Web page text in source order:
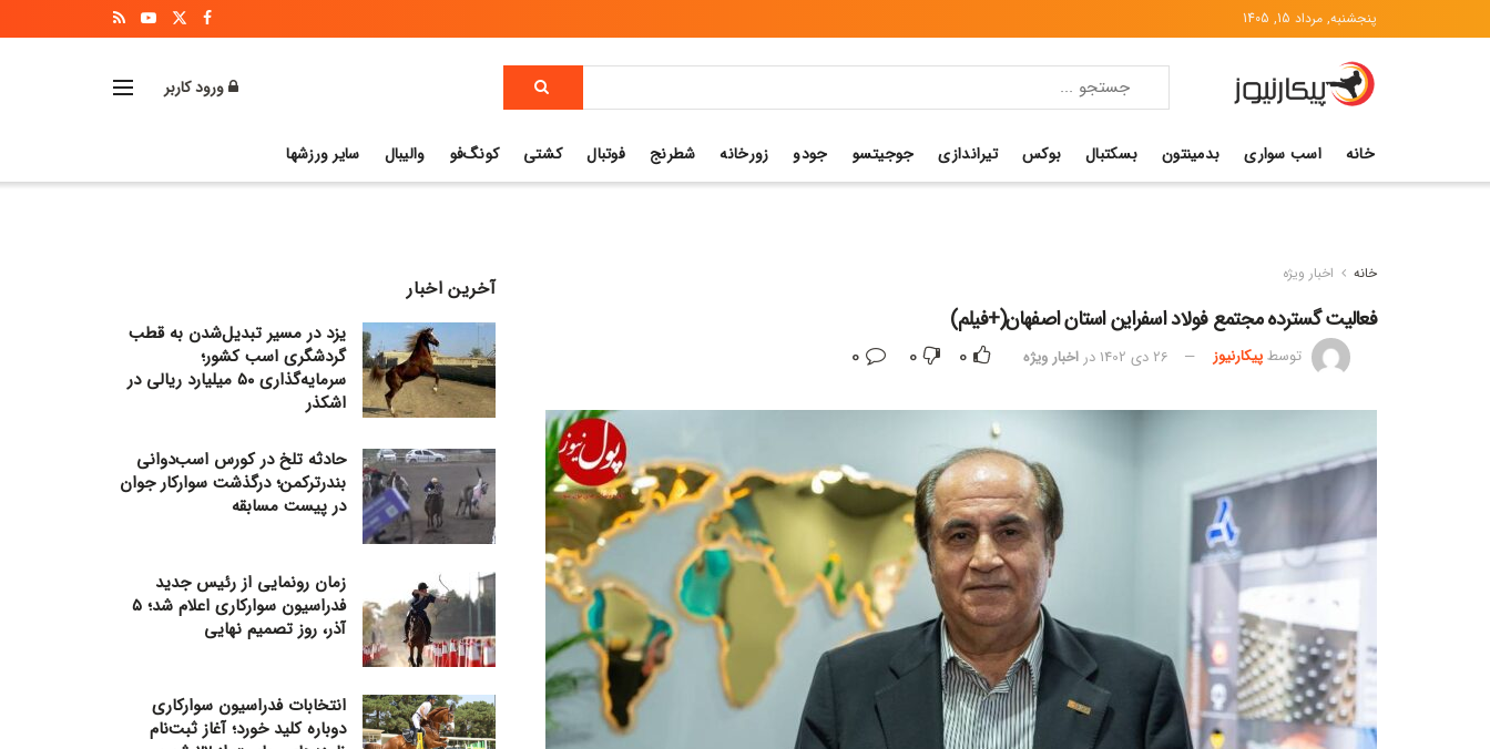
پنجشنبه, مرداد 15, 1405
ورود کاربر
خانه اسب سواری بدمینتون بسکتبال بوکس تیراندازی جوجیتسو جودو زورخانه شطرنج فوتبال کشتی کونگ‌فو والیبال سایر ورزشها
خانه اخبار ویژه
فعالیت گسترده مجتمع فولاد اسفراین استان اصفهان(+فیلم)
توسطپیکارنیوز 26 دی 1402 در اخبار ویژه 0
0
آخرین اخبار
یزد در مسیر تبدیل‌شدن به قطب
گردشگری اسب کشور؛
سرمایه‌گذاری ۵۰ میلیارد ریالی در
اشکذر
حادثه تلخ در کورس اسب‌دوانی
بندرترکمن؛ درگذشت سوارکار جوان
در پیست مسابقه
زمان رونمایی از رئیس جدید
فدراسیون سوارکاری اعلام شد؛ ۵
آذر، روز تصمیم نهایی
انتخابات فدراسیون سوارکاری
دوباره کلید خورد؛ آغاز ثبت‌نام